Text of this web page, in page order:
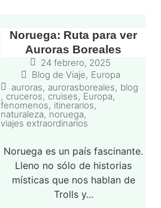
Noruega: Ruta para ver
Auroras Boreales
24 febrero, 2025
Blog de Viaje, Europa
auroras, aurorasboreales, blog
, cruceros, cruises, Europa,
fenomenos, itinerarios,
naturaleza, noruega,
viajes extraordinarios
Noruega es un país fascinante.
Lleno no sólo de historias
místicas que nos hablan de
Trolls y...